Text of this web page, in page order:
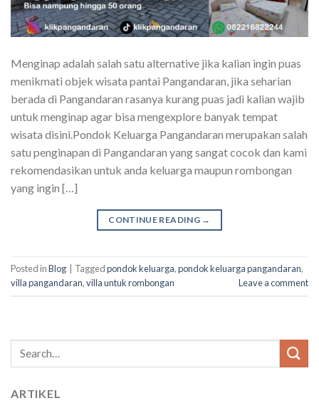
Menginap adalah salah satu alternative jika kalian ingin puas
menikmati objek wisata pantai Pangandaran, jika seharian
berada di Pangandaran rasanya kurang puas jadi kalian wajib
untuk menginap agar bisa mengexplore banyak tempat
wisata disini.Pondok Keluarga Pangandaran merupakan salah
satu penginapan di Pangandaran yang sangat cocok dan kami
rekomendasikan untuk anda keluarga maupun rombongan
yang ingin […]
CONTINUE READING →
Posted inBlog Taggedpondok keluarga,pondok keluarga pangandaran,
villa pangandaran,villa untuk rombongan Leave a comment
Search
ARTIKEL